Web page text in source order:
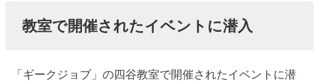
教室で開催されたイベントに潜入
「ギークジョブ」の四谷教室で開催されたイベントに潜